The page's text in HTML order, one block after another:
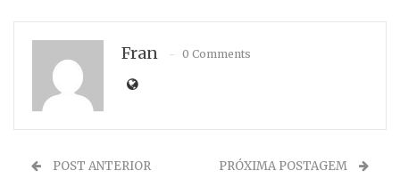
Fran 0 Comments
POST ANTERIOR PRÓXIMA POSTAGEM